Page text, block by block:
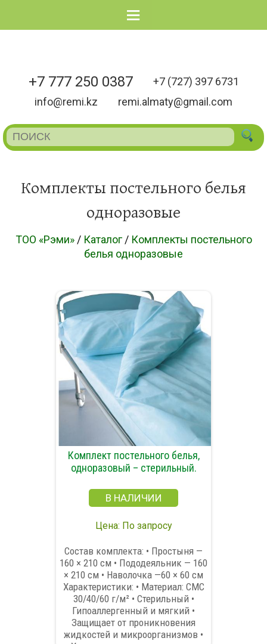
+7 777 250 0387
+7 (727) 397 6731
info@remi.kz
remi.almaty@gmail.com
Комплекты постельного белья
одноразовые
ТОО «Рэми» / Каталог / Комплекты постельного
белья одноразовые
Комплект постельного белья,
одноразовый – стерильный.
В НАЛИЧИИ
Цена: По запросу
Состав комплекта: • Простыня —
160 × 210 см • Пододеяльник — 160
× 210 см • Наволочка —60 × 60 см
Характеристики: • Материал: СМС
30/40/60 г/м² • Стерильный •
Гипоаллергенный и мягкий •
Защищает от проникновения
жидкостей и микроорганизмов •